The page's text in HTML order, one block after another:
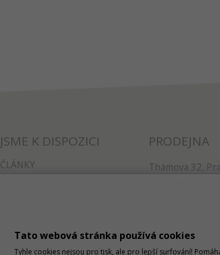
JSME K DISPOZICI
ČLÁNKY
PRODEJNA
Thámova 32,
Tato webová stránka používá cookies
Tyhle cookies nejsou pro tisk, ale pro lepší surfování!